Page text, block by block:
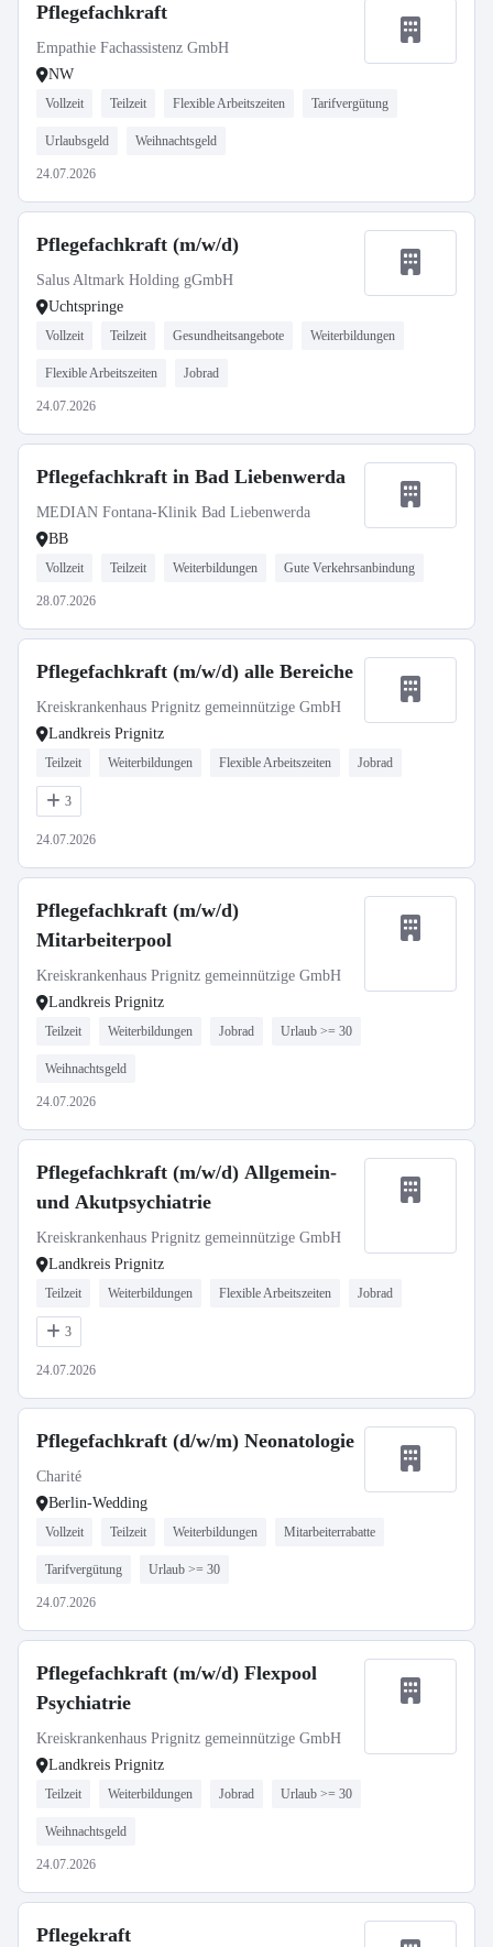
Pflegefachkraft
Empathie Fachassistenz GmbH
NW
Vollzeit Teilzeit Flexible Arbeitszeiten Tarifvergütung
Urlaubsgeld Weihnachtsgeld
24.07.2026
Pflegefachkraft (m/w/d)
Salus Altmark Holding gGmbH
Uchtspringe
Vollzeit Teilzeit Gesundheitsangebote Weiterbildungen
Flexible Arbeitszeiten Jobrad
24.07.2026
Pflegefachkraft in Bad Liebenwerda
MEDIAN Fontana-Klinik Bad Liebenwerda
BB
Vollzeit Teilzeit Weiterbildungen Gute Verkehrsanbindung
28.07.2026
Pflegefachkraft (m/w/d) alle Bereiche
Kreiskrankenhaus Prignitz gemeinnützige GmbH
Landkreis Prignitz
Teilzeit Weiterbildungen Flexible Arbeitszeiten Jobrad
3
24.07.2026
Pflegefachkraft (m/w/d)
Mitarbeiterpool
Kreiskrankenhaus Prignitz gemeinnützige GmbH
Landkreis Prignitz
Teilzeit Weiterbildungen Jobrad Urlaub >= 30
Weihnachtsgeld
24.07.2026
Pflegefachkraft (m/w/d) Allgemein-
und Akutpsychiatrie
Kreiskrankenhaus Prignitz gemeinnützige GmbH
Landkreis Prignitz
Teilzeit Weiterbildungen Flexible Arbeitszeiten Jobrad
3
24.07.2026
Pflegefachkraft (d/w/m) Neonatologie
Charité
Berlin-Wedding
Vollzeit Teilzeit Weiterbildungen Mitarbeiterrabatte
Tarifvergütung Urlaub >= 30
24.07.2026
Pflegefachkraft (m/w/d) Flexpool
Psychiatrie
Kreiskrankenhaus Prignitz gemeinnützige GmbH
Landkreis Prignitz
Teilzeit Weiterbildungen Jobrad Urlaub >= 30
Weihnachtsgeld
24.07.2026
Pflegekraft